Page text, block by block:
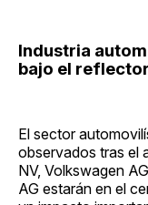
Industria
bajo el reflector
El sector
observados tras el
NV, Volkswagen
AG estarán en el